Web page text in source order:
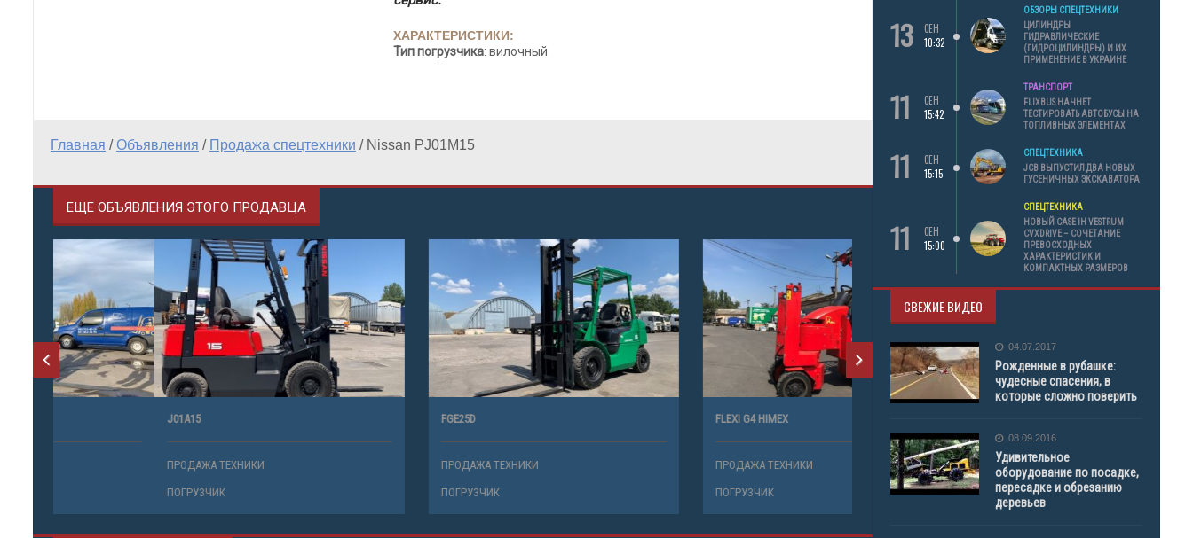
ХАРАКТЕРИСТИКИ:
Тип погрузчика: вилочный
Главная /Объявления / Продажа спецтехники / Nissan PJ01M15
ЕЩЕ ОБЪЯВЛЕНИЯ ЭТОГО ПРОДАВЦА
13
СЕН
10:32
ОБЗОРЫ СПЕЦТЕХНИКИ
ЦИЛИНДРЫ
ГИДРАВЛИЧЕСКИЕ
(ГИДРОЦИЛИНДРЫ) И ИХ
ПРИМЕНЕНИЕ В УКРАИНЕ
11
СЕН
15:42
ТРАНСПОРТ
FLIXBUS НАЧНЕТ
ТЕСТИРОВАТЬ АВТОБУСЫ НА
ТОПЛИВНЫХ ЭЛЕМЕНТАХ
11
СЕН
15:15
СПЕЦТЕХНИКА
JCB ВЫПУСТИЛ ДВА НОВЫХ
ГУСЕНИЧНЫХ ЭКСКАВАТОРА
11
СЕН
15:00
СПЕЦТЕХНИКА
НОВЫЙ CASE IH VESTRUM
CVXDRIVE – СОЧЕТАНИЕ
ПРЕВОСХОДНЫХ
ХАРАКТЕРИСТИК И
КОМПАКТНЫХ РАЗМЕРОВ
СВЕЖИЕ ВИДЕО
04.07.2017
Рожденные в рубашке:
чудесные спасения, в
которые сложно поверить
08.09.2016
Удивительное
оборудование по посадке,
пересадке и обрезанию
деревьев